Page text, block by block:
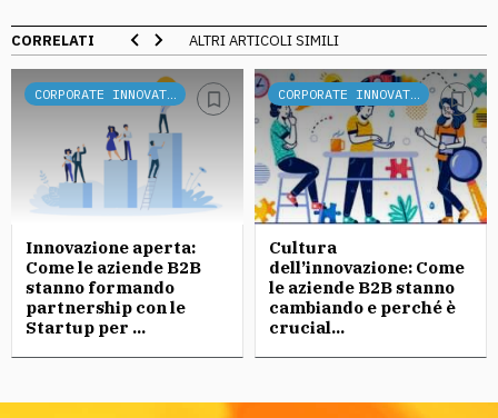
CORRELATI ALTRI ARTICOLI SIMILI
CORPORATE INNOVATION
Innovazione aperta:
Come le aziende B2B
stanno formando
partnership con le
Startup per ...
CORPORATE INNOVATION
Cultura
dell’innovazione: Come
le aziende B2B stanno
cambiando e perché è
crucial...